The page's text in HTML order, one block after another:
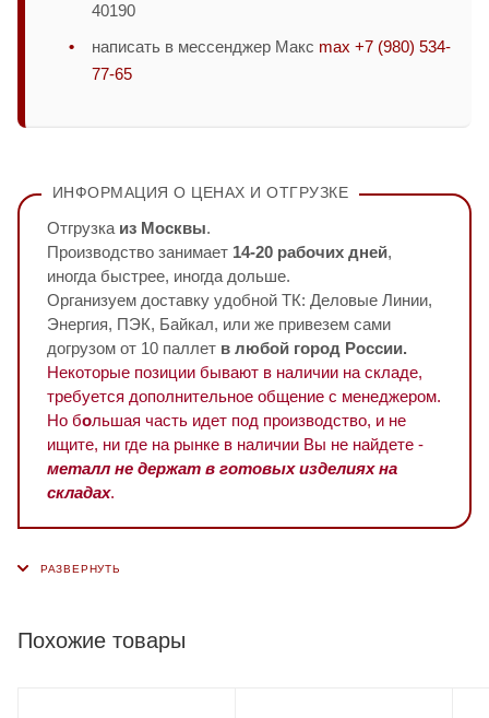
40190
написать в мессенджер Макс max +7 (980) 534-
77-65
ИНФОРМАЦИЯ О ЦЕНАХ И ОТГРУЗКЕ
Отгрузка из Москвы.
Производство занимает 14-20 рабочих дней,
иногда быстрее, иногда дольше.
Организуем доставку удобной ТК: Деловые Линии,
Энергия, ПЭК, Байкал, или же привезем сами
догрузом от 10 паллет в любой город России.
Некоторые позиции бывают в наличии на складе,
требуется дополнительное общение с менеджером.
Но большая часть идет под производство, и не
ищите, ни где на рынке в наличии Вы не найдете -
металл не держат в готовых изделиях на
складах.
Похожие товары